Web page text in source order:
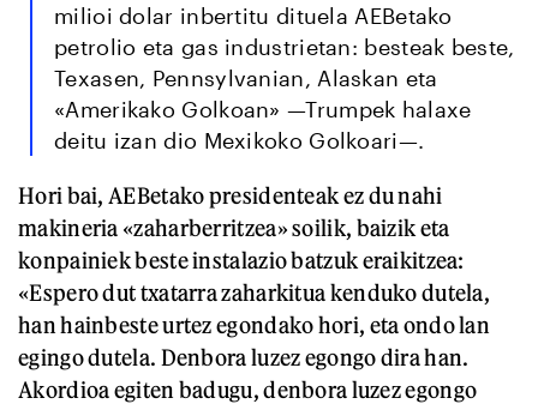
milioi dolar inbertitu dituela AEBetako
petrolio eta gas industrietan: besteak beste,
Texasen, Pennsylvanian, Alaskan eta
«Amerikako Golkoan» —Trumpek halaxe
deitu izan dio Mexikoko Golkoari—.
Hori bai, AEBetako presidenteak ez du nahi
makineria «zaharberritzea» soilik, baizik eta
konpainiek beste instalazio batzuk eraikitzea:
«Espero dut txatarra zaharkitua kenduko dutela,
han hainbeste urtez egondako hori, eta ondo lan
egingo dutela. Denbora luzez egongo dira han.
Akordioa egiten badugu, denbora luzez egongo